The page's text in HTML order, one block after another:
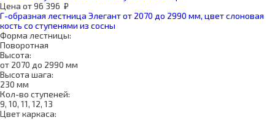
Цена от96 396 ₽
Г-образная лестница Элегант от 2070 до 2990 мм, цвет слоновая
кость со ступенями из сосны
Форма лестницы:
Поворотная
Высота:
от 2070 до 2990 мм
Высота шага:
230 мм
Кол-во ступеней:
9, 10, 11, 12, 13
Цвет каркаса: